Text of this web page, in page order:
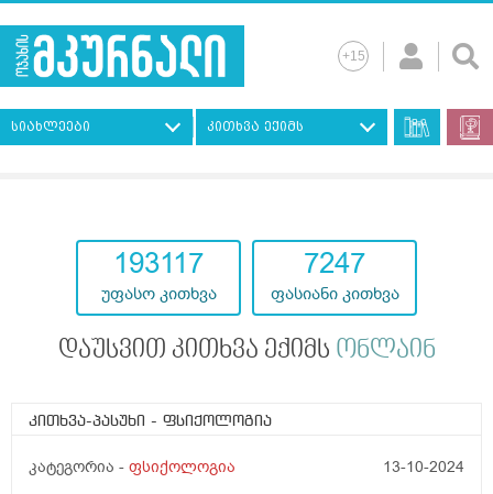
სიახლეები კითხვა ექიმს
193117
უფასო კითხვა
7247
ფასიანი კითხვა
დაუსვით კითხვა ექიმს ონლაინ
კითხვა-პასუხი - ფსიქოლოგია
კატეგორია - ფსიქოლოგია 13-10-2024